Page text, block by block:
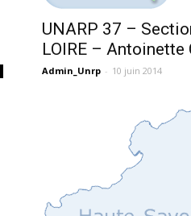
UNARP 37 –
LOIRE – Antoinette
Admin_Unrp - 10 juin 2014